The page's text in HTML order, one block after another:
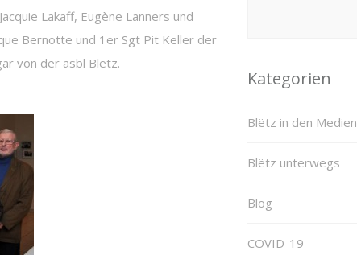
Lakaff, Eugène Lanners und
Bernotte und 1er Sgt Pit Keller der
von der asbl Blëtz.
Kategorien
Blëtz in den Medien
Blëtz unterwegs
Blog
COVID-19